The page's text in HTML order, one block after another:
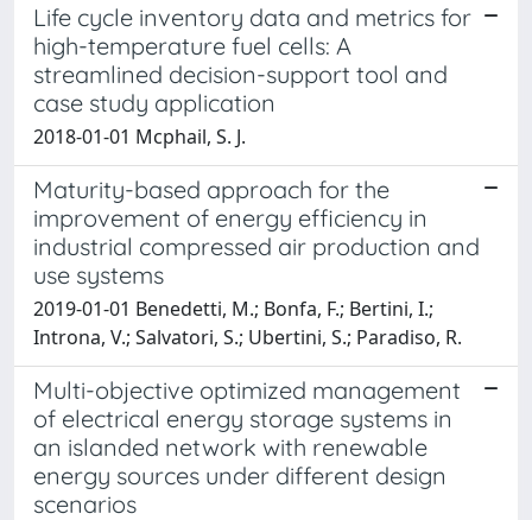
Life cycle inventory data and metrics for
high-temperature fuel cells: A
streamlined decision-support tool and
case study application
2018-01-01 Mcphail, S. J.
Maturity-based approach for the
improvement of energy efficiency in
industrial compressed air production and
use systems
2019-01-01 Benedetti, M.; Bonfa, F.; Bertini, I.;
Introna, V.; Salvatori, S.; Ubertini, S.; Paradiso, R.
Multi-objective optimized management
of electrical energy storage systems in
an islanded network with renewable
energy sources under different design
scenarios